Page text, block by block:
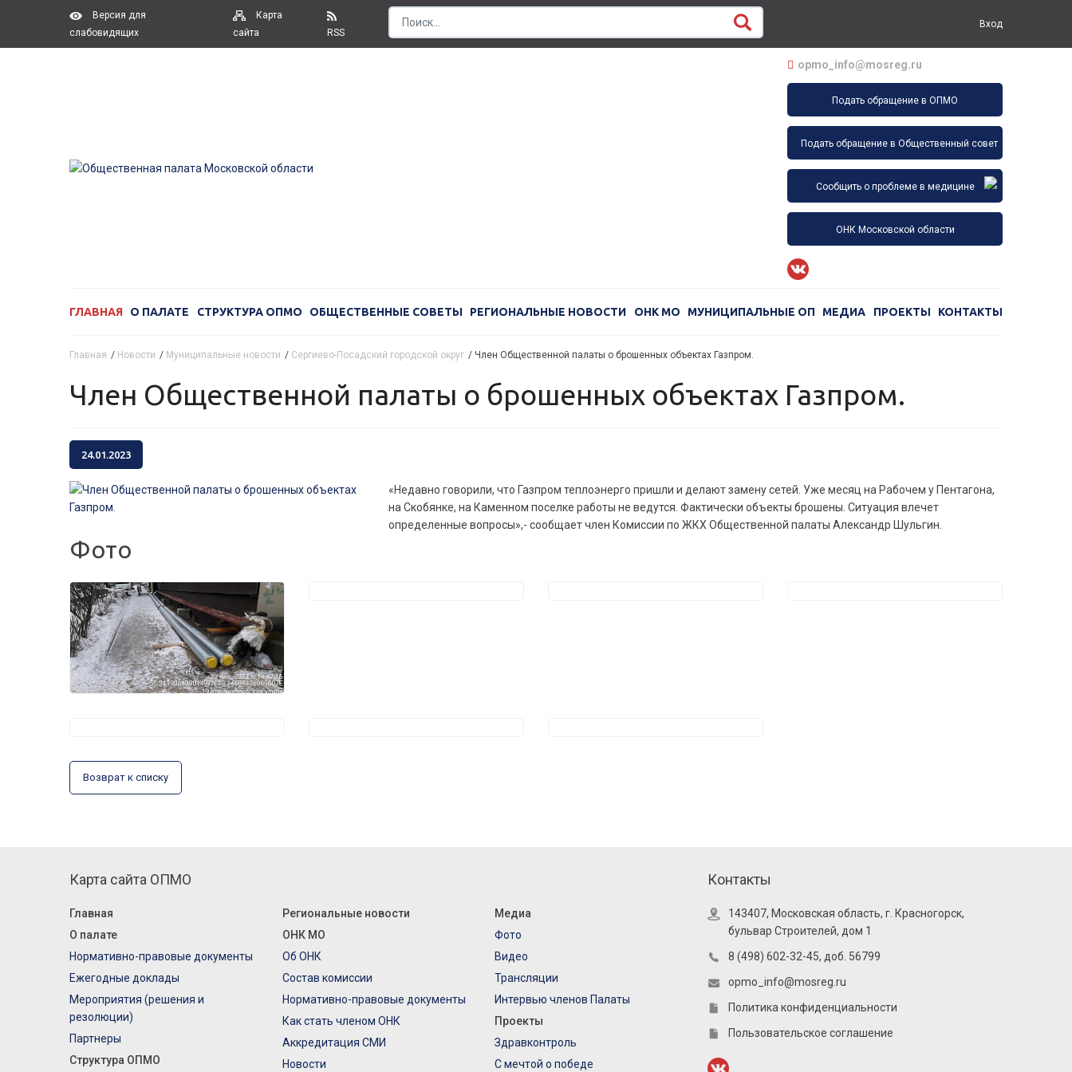
Версия для
слабовидящих
Карта
сайта
RSS
Вход
opmo_info@mosreg.ru
Подать обращение в ОПМО
Подать обращение в Общественный совет
Сообщить о проблеме в медицине
ОНК Московской области
ГЛАВНАЯ О ПАЛАТЕ СТРУКТУРА ОПМО ОБЩЕСТВЕННЫЕ СОВЕТЫ РЕГИОНАЛЬНЫЕ НОВОСТИ ОНК МО МУНИЦИПАЛЬНЫЕ ОП МЕДИА ПРОЕКТЫ КОНТАКТЫ
Главная / Новости / Муниципальные новости / Сергиево-Посадский городской округ / Член Общественной палаты о брошенных объектах Газпром.
Член Общественной палаты о брошенных объектах Газпром.
24.01.2023
«Недавно говорили, что Газпром теплоэнерго пришли и делают замену сетей. Уже месяц на Рабочем у Пентагона,
на Скобянке, на Каменном поселке работы не ведутся. Фактически объекты брошены. Ситуация влечет
определенные вопросы»,- сообщает член Комиссии по ЖКХ Общественной палаты Александр Шульгин.
Фото
Возврат к списку
Карта сайта ОПМО
Главная
О палате
Нормативно-правовые документы
Ежегодные доклады
Мероприятия (решения и
резолюции)
Партнеры
Структура ОПМО
Региональные новости
ОНК МО
Об ОНК
Состав комиссии
Нормативно-правовые документы
Как стать членом ОНК
Аккредитация СМИ
Новости
Медиа
Фото
Видео
Трансляции
Интервью членов Палаты
Проекты
Здравконтроль
С мечтой о победе
Контакты
143407, Московская область, г. Красногорск,
бульвар Строителей, дом 1
8 (498) 602-32-45, доб. 56799
opmo_info@mosreg.ru
Политика конфиденциальности
Пользовательское соглашение